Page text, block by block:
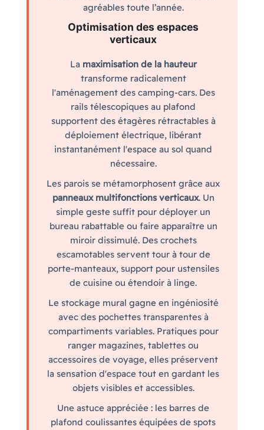
agréables toute l’année.
Optimisation des espaces
verticaux
La maximisation de la hauteur
transforme radicalement
l'aménagement des camping-cars. Des
rails télescopiques au plafond
supportent des étagères rétractables à
déploiement électrique, libérant
instantanément l'espace au sol quand
nécessaire.
Les parois se métamorphosent grâce aux
panneaux multifonctions verticaux. Un
simple geste suffit pour déployer un
bureau rabattable ou faire apparaître un
miroir dissimulé. Des crochets
escamotables servent tour à tour de
porte-manteaux, support pour ustensiles
de cuisine ou étendoir à linge.
Le stockage mural gagne en ingéniosité
avec des pochettes transparentes à
compartiments variables. Pratiques pour
ranger magazines, tablettes ou
accessoires de voyage, elles préservent
la sensation d'espace tout en gardant les
objets visibles et accessibles.
Une astuce appréciée : les barres de
plafond coulissantes équipées de spots